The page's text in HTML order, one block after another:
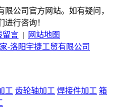
公司官方网站。如有疑问，
行咨询！
留言 |
网站地图
-洛阳宇捷工贸有限公司
工 齿轮轴加工 焊接件加工 箱